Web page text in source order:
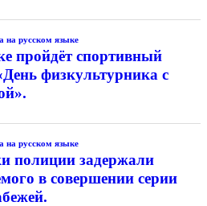
на русском языке
пройдёт спортивный
физкультурника с
на русском языке
полиции задержали
в совершении серии